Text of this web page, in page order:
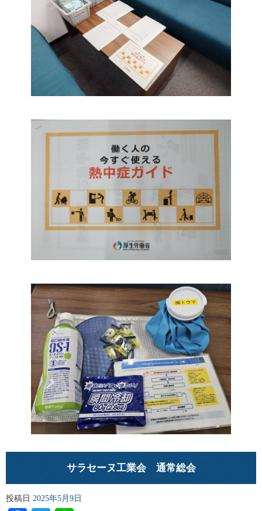
サラセーヌ工業会 通常総会
投稿日 2025年5月9日